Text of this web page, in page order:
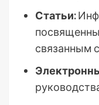
Статьи:
связанным